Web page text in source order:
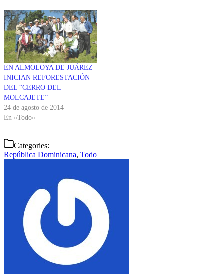
EN ALMOLOYA DE JUÁREZ
INICIAN REFORESTACIÓN
DEL “CERRO DEL
MOLCAJETE”
24 de agosto de 2014
En «Todo»
Categories:
República Dominicana, Todo